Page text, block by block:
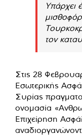
Υπάρχει
τον
Στις 28
Εσωτερικής
Συρίας
ονομασία
Επιχείρηση